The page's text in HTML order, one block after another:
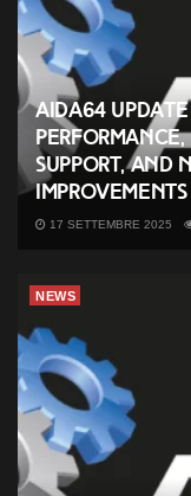
AIDA64
Support, and
Improvements
17 SETTEMBRE 2025
NEWS